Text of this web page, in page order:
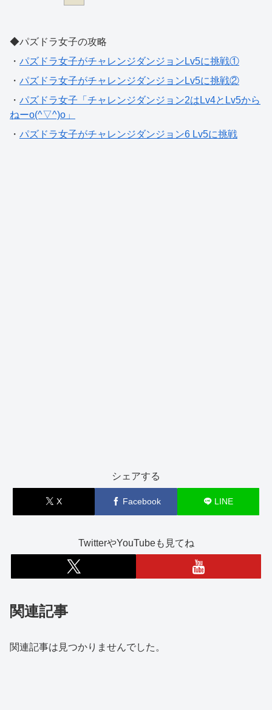
◆パズドラ女子の攻略
・ パズドラ女子がチャレンジダンジョンLv5に挑戦①
・ パズドラ女子がチャレンジダンジョンLv5に挑戦②
・ パズドラ女子「チャレンジダンジョン2はLv4とLv5から
ねーo(^▽^)o」
・ パズドラ女子がチャレンジダンジョン6 Lv5に挑戦
シェアする
X Facebook LINE
TwitterやYouTubeも見てね
関連記事
関連記事は見つかりませんでした。